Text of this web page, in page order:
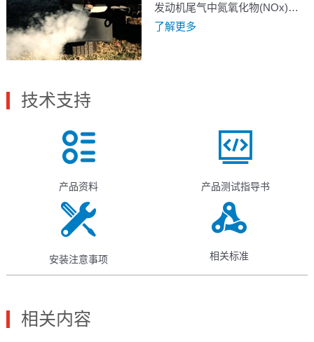
发动机尾气中氮氧化物(NOx)含
量，是一种由固体电解质陶瓷及
氮氧化物敏感电极材料，利用半
了解更多
技术支持
产品资料 产品测试指导书
安装注意事项 相关标准
相关内容